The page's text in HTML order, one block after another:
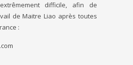
difficile, afin de
de Maitre Liao après toutes
: